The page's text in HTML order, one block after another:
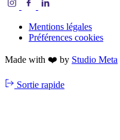
Mentions légales
Préférences cookies
Made with ❤️ by Studio Meta
Sortie rapide